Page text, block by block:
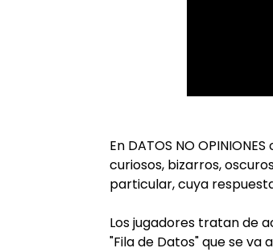
En DATOS NO
curiosos, bizarros,
particular, cuya
Los jugadores tratan de
"Fila de Datos" que se